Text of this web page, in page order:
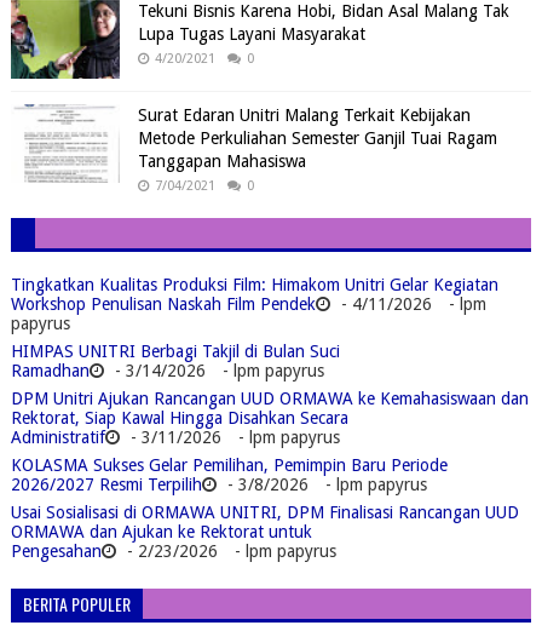
Tekuni Bisnis Karena Hobi, Bidan Asal Malang Tak
Lupa Tugas Layani Masyarakat
4/20/2021 0
Surat Edaran Unitri Malang Terkait Kebijakan
Metode Perkuliahan Semester Ganjil Tuai Ragam
Tanggapan Mahasiswa
7/04/2021 0
Tingkatkan Kualitas Produksi Film: Himakom Unitri Gelar Kegiatan
Workshop Penulisan Naskah Film Pendek
- 4/11/2026
- lpm
papyrus
HIMPAS UNITRI Berbagi Takjil di Bulan Suci
Ramadhan
- 3/14/2026
- lpm papyrus
DPM Unitri Ajukan Rancangan UUD ORMAWA ke Kemahasiswaan dan
Rektorat, Siap Kawal Hingga Disahkan Secara
Administratif
- 3/11/2026
- lpm papyrus
KOLASMA Sukses Gelar Pemilihan, Pemimpin Baru Periode
2026/2027 Resmi Terpilih
- 3/8/2026
- lpm papyrus
Usai Sosialisasi di ORMAWA UNITRI, DPM Finalisasi Rancangan UUD
ORMAWA dan Ajukan ke Rektorat untuk
Pengesahan
- 2/23/2026 - lpm papyrus
BERITA POPULER